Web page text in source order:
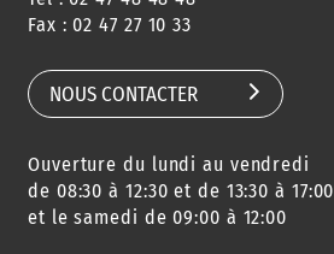
CONSEILS
DE QUARTIER
AGENDA
DES SORTIES
URBANISME
Fax : 02 47 27 10 33
NOUS CONTACTER
Ouverture du lundi au vendredi
de 08:30 à 12:30 et de 13:30 à 17:00
et le samedi de 09:00 à 12:00